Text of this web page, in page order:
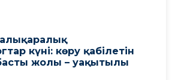
күні: көру қабілетін
жолы – уақытылы